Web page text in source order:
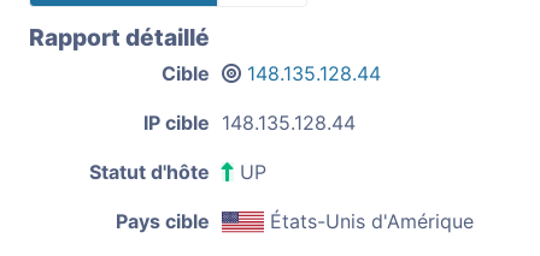
Rapport détaillé
Cible 148.135.128.44
IP cible 148.135.128.44
Statut d'hôte UP
Pays cible États-Unis d'Amérique